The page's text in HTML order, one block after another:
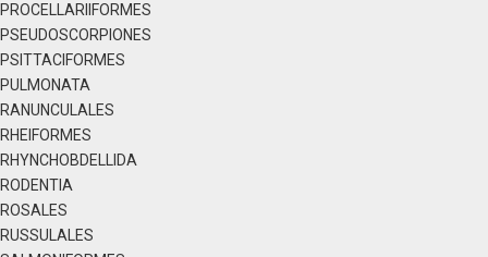
PROCELLARIIFORMES
PSEUDOSCORPIONES
PSITTACIFORMES
PULMONATA
RANUNCULALES
RHEIFORMES
RHYNCHOBDELLIDA
RODENTIA
ROSALES
RUSSULALES